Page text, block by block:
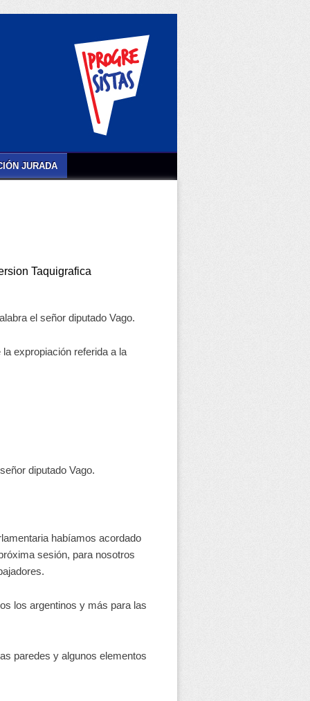
JURADA
el señor diputado Vago.
expropiación referida a la
diputado Vago.
habíamos acordado
sesión, para nosotros
los argentinos y más para las
paredes y algunos elementos
Taquigrafica